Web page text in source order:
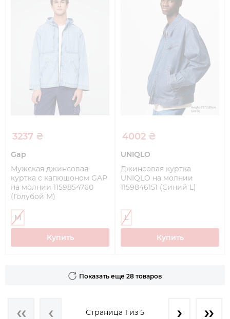
3237 ₴
Gap
Мужская джинсовая
куртка с капюшоном GAP
на молнии 1159854760
(Голубой M)
M
Купить
4002 ₴
UNIQLO
Джинсовая куртка
UNIQLO на молнии
1159846151 (Синий L)
L
Купить
Показать еще 28 товаров
Страница 1 из 5